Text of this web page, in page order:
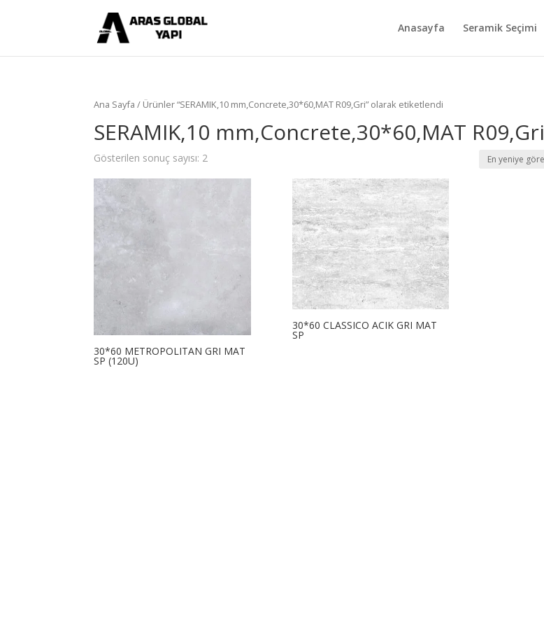
Anasayfa Seramik Seçimi
Ana Sayfa / Ürünler “SERAMIK,10 mm,Concrete,30*60,MAT R09,Gri” olarak etiketlendi
SERAMIK,10 mm,Concrete,30*60,MAT R09,Gri
Gösterilen sonuç sayısı: 2
30*60 METROPOLITAN GRI MAT
SP (120U)
30*60 CLASSICO ACIK GRI MAT
SP